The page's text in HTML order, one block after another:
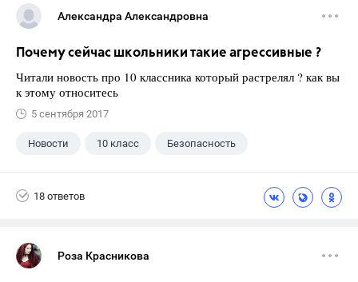
Александра Александровна
Почему сейчас школьники такие агрессивные ?
Читали новость про 10 классника который растрелял ? как вы
к этому относитесь
5 сентября 2017
Новости 10 класс Безопасность
18 ответов
Роза Красникова